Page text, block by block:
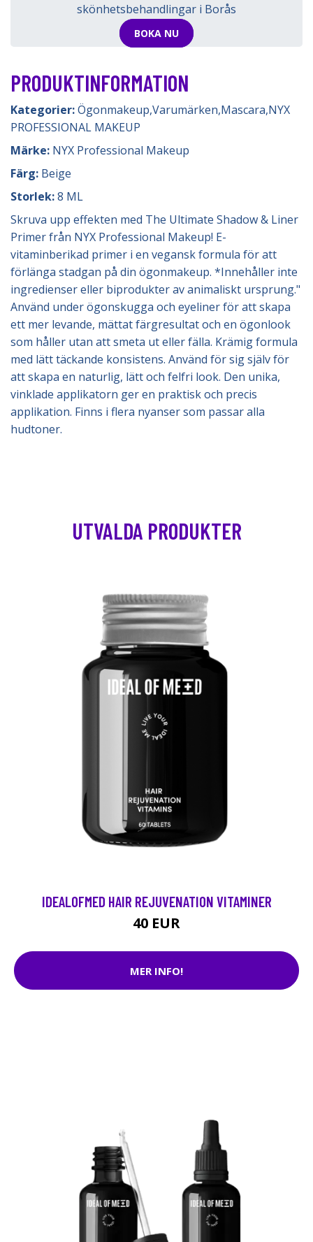
skönhetsbehandlingar i Borås
BOKA NU
PRODUKTINFORMATION
Kategorier:Ögonmakeup,Varumärken,Mascara,NYX
PROFESSIONAL MAKEUP
Märke: NYX Professional Makeup
Färg: Beige
Storlek:8 ML
Skruva upp effekten med The Ultimate Shadow & Liner
Primer från NYX Professional Makeup! E-
vitaminberikad primer i en vegansk formula för att
förlänga stadgan på din ögonmakeup. *Innehåller inte
ingredienser eller biprodukter av animaliskt ursprung."
Använd under ögonskugga och eyeliner för att skapa
ett mer levande, mättat färgresultat och en ögonlook
som håller utan att smeta ut eller fälla. Krämig formula
med lätt täckande konsistens. Använd för sig själv för
att skapa en naturlig, lätt och felfri look. Den unika,
vinklade applikatorn ger en praktisk och precis
applikation. Finns i flera nyanser som passar alla
hudtoner.
UTVALDA PRODUKTER
IDEALOFMED HAIR REJUVENATION VITAMINER
40 EUR
MER INFO!